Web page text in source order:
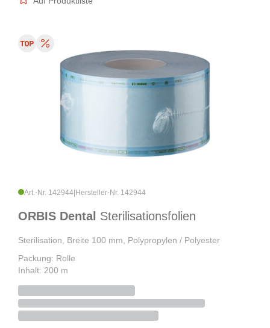
Art.-Nr. 142944 Hersteller-Nr. 142944
ORBIS Dental Sterilisationsfolien
Sterilisation, Breite 100 mm, Polypropylen / Polyester
Packung: Rolle
Inhalt: 200 m